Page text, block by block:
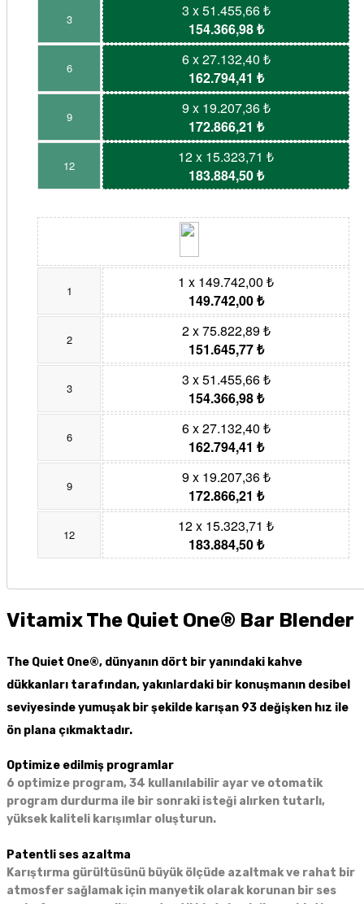
3
3 x 51.455,66 ₺
154.366,98 ₺
6
6 x 27.132,40 ₺
162.794,41 ₺
9
9 x 19.207,36 ₺
172.866,21 ₺
12
12 x 15.323,71 ₺
183.884,50 ₺
1
1 x 149.742,00 ₺
149.742,00 ₺
2
2 x 75.822,89 ₺
151.645,77 ₺
3
3 x 51.455,66 ₺
154.366,98 ₺
6
6 x 27.132,40 ₺
162.794,41 ₺
9
9 x 19.207,36 ₺
172.866,21 ₺
12
12 x 15.323,71 ₺
183.884,50 ₺
Vitamix The Quiet One® Bar Blender
The Quiet One®, dünyanın dört bir yanındaki kahve
dükkanları tarafından, yakınlardaki bir konuşmanın desibel
seviyesinde yumuşak bir şekilde karışan 93 değişken hız ile
ön plana çıkmaktadır.
Optimize edilmiş programlar
6 optimize program, 34 kullanılabilir ayar ve otomatik
program durdurma ile bir sonraki isteği alırken tutarlı,
yüksek kaliteli karışımlar oluşturun.
Patentli ses azaltma
Karıştırma gürültüsünü büyük ölçüde azaltmak ve rahat bir
atmosfer sağlamak için manyetik olarak korunan bir ses